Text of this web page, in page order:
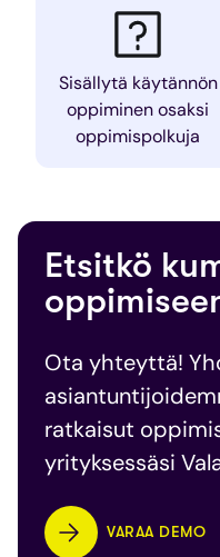
Sisällytä käytännön
oppiminen osaksi
oppimispolkuja
Etsitkö
Ota yhteyttä!
ratkaisut
yrityksessäsi
VARAA DEMO